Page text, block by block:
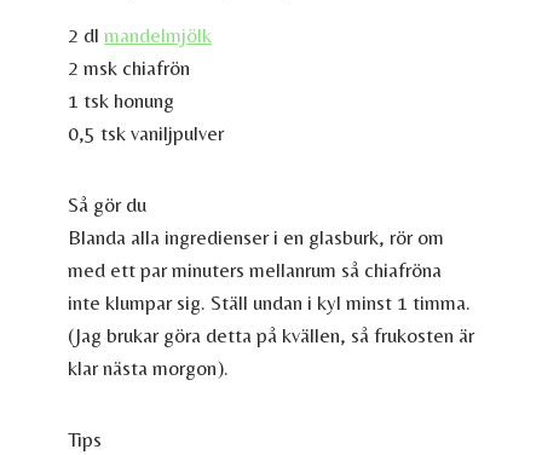
2 dl mandelmjölk
2 msk chiafrön
1 tsk honung
0,5 tsk vaniljpulver
Så gör du
Blanda alla ingredienser i en glasburk, rör om
med ett par minuters mellanrum så chiafröna
inte klumpar sig. Ställ undan i kyl minst 1 timma.
(Jag brukar göra detta på kvällen, så frukosten är
klar nästa morgon).
Tips